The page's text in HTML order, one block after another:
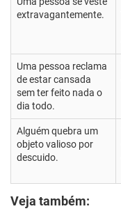
extravagantemente.
Uma pessoa reclama
de estar cansada
sem ter feito nada o
dia todo.
Alguém quebra um
objeto valioso por
descuido.
Veja também: